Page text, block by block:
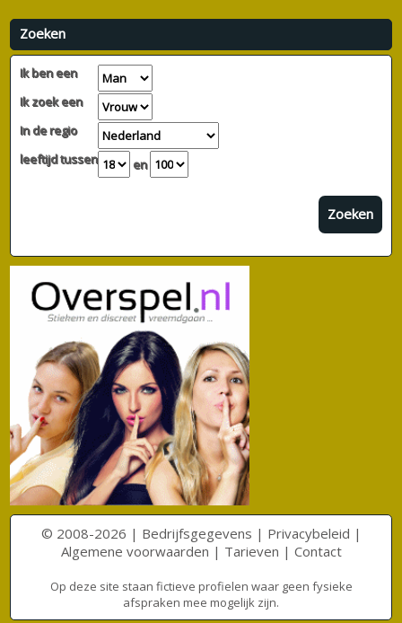
Zoeken
Ik ben een
Ik zoek een
In de regio
leeftijd tussen
en
Zoeken
© 2008-2026 | Bedrijfsgegevens | Privacybeleid |
Algemene voorwaarden | Tarieven | Contact
Op deze site staan fictieve profielen waar geen fysieke
afspraken mee mogelijk zijn.